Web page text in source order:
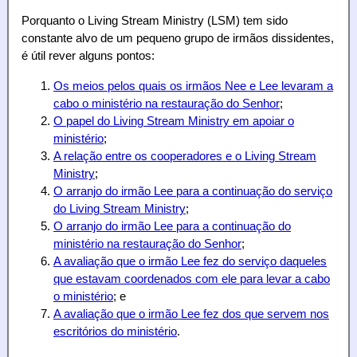
Porquanto o Living Stream Ministry (LSM) tem sido
constante alvo de um pequeno grupo de irmãos dissidentes,
é útil rever alguns pontos:
Os meios pelos quais os irmãos Nee e Lee levaram a
cabo o ministério na restauração do Senhor;
O papel do Living Stream Ministry em apoiar o
ministério;
A relação entre os cooperadores e o Living Stream
Ministry;
O arranjo do irmão Lee para a continuação do serviço
do Living Stream Ministry;
O arranjo do irmão Lee para a continuação do
ministério na restauração do Senhor;
A avaliação que o irmão Lee fez do serviço daqueles
que estavam coordenados com ele para levar a cabo
o ministério; e
A avaliação que o irmão Lee fez dos que servem nos
escritórios do ministério.